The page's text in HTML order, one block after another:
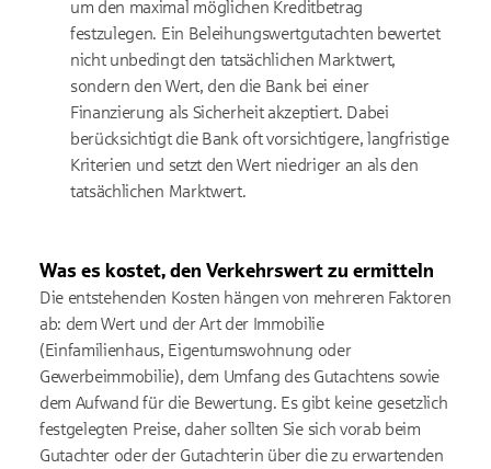
um den maximal möglichen Kreditbetrag
festzulegen. Ein Beleihungswertgutachten bewertet
nicht unbedingt den tatsächlichen Marktwert,
sondern den Wert, den die Bank bei einer
Finanzierung als Sicherheit akzeptiert. Dabei
berücksichtigt die Bank oft vorsichtigere, langfristige
Kriterien und setzt den Wert niedriger an als den
tatsächlichen Marktwert.
Was es kostet, den Verkehrswert zu ermitteln
Die entstehenden Kosten hängen von mehreren Faktoren
ab: dem Wert und der Art der Immobilie
(Einfamilienhaus, Eigentumswohnung oder
Gewerbeimmobilie), dem Umfang des Gutachtens sowie
dem Aufwand für die Bewertung. Es gibt keine gesetzlich
festgelegten Preise, daher sollten Sie sich vorab beim
Gutachter oder der Gutachterin über die zu erwartenden